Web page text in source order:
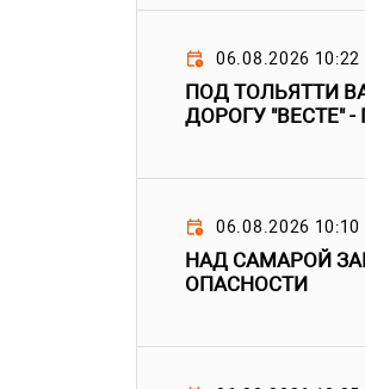
06.08.2026 10:22
ПОД ТОЛЬЯТТИ
ДОРОГУ "ВЕСТЕ"
06.08.2026 10:10
НАД САМАРОЙ
ОПАСНОСТИ